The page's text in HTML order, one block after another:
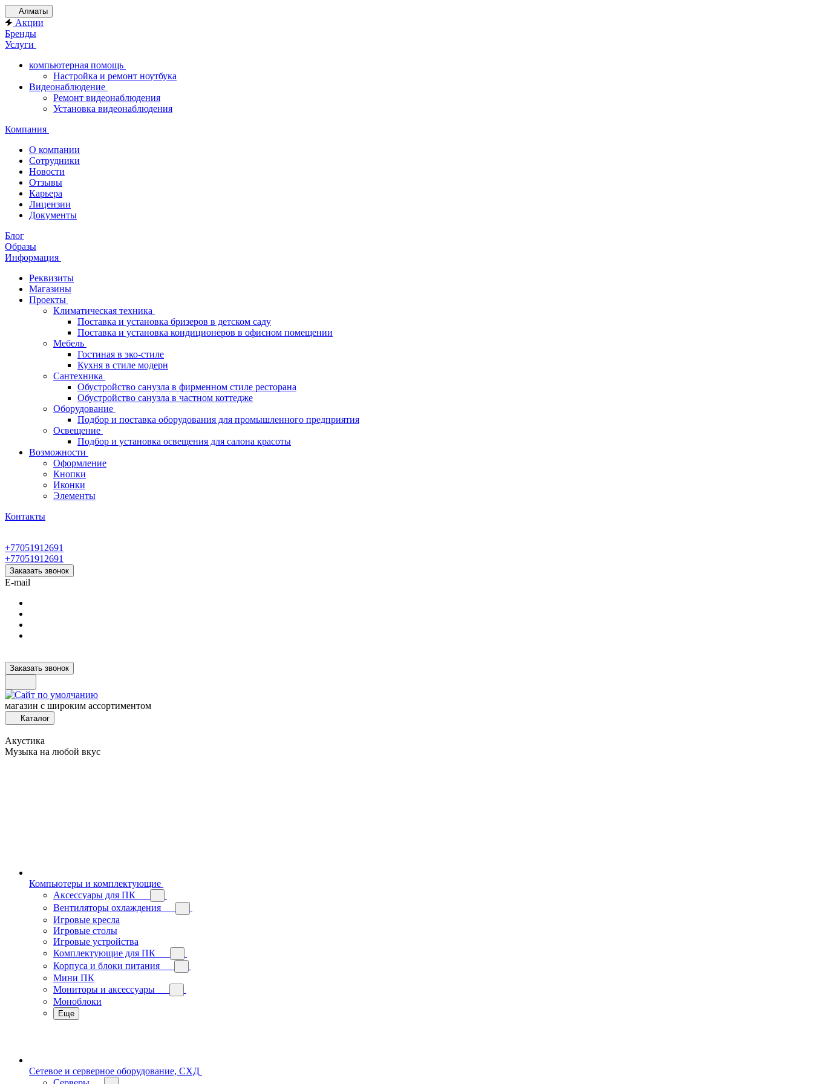
Алматы
Акции
Бренды
Услуги
компьютерная помощь
Настройка и ремонт ноутбука
Видеонаблюдение
Ремонт видеонаблюдения
Установка видеонаблюдения
Компания
О компании
Сотрудники
Новости
Отзывы
Карьера
Лицензии
Документы
Блог
Образы
Информация
Реквизиты
Магазины
Проекты
Климатическая техника
Поставка и установка бризеров в детском саду
Поставка и установка кондиционеров в офисном помещении
Мебель
Гостиная в эко-стиле
Кухня в стиле модерн
Сантехника
Обустройство санузла в фирменном стиле ресторана
Обустройство санузла в частном коттедже
Оборудование
Подбор и поставка оборудования для промышленного предприятия
Освещение
Подбор и установка освещения для салона красоты
Возможности
Оформление
Кнопки
Иконки
Элементы
Контакты
+77051912691
+77051912691
Заказать звонок
E-mail
Заказать звонок
магазин с широким ассортиментом
Каталог
Акустика
Музыка на любой вкус
Компьютеры и комплектующие
Аксессуары для ПК
Вентиляторы охлаждения
Игровые кресла
Игровые столы
Игровые устройства
Комплектующие для ПК
Корпуса и блоки питания
Мини ПК
Мониторы и аксессуары
Моноблоки
Еще
Сетевое и серверное оборудование, СХД